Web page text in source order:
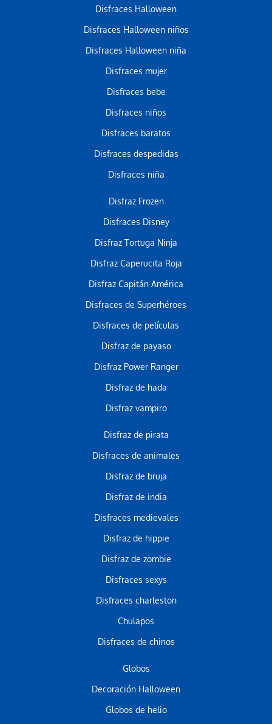
Disfraces Halloween
Disfraces Halloween niños
Disfraces Halloween niña
Disfraces mujer
Disfraces bebe
Disfraces niños
Disfraces baratos
Disfraces despedidas
Disfraces niña
Disfraz Frozen
Disfraces Disney
Disfraz Tortuga Ninja
Disfraz Caperucita Roja
Disfraz Capitán América
Disfraces de Superhéroes
Disfraces de películas
Disfraz de payaso
Disfraz Power Ranger
Disfraz de hada
Disfraz vampiro
Disfraz de pirata
Disfraces de animales
Disfraz de bruja
Disfraz de india
Disfraces medievales
Disfraz de hippie
Disfraz de zombie
Disfraces sexys
Disfraces charleston
Chulapos
Disfraces de chinos
Globos
Decoración Halloween
Globos de helio